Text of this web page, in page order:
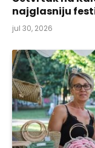
najglasniju
jul 30, 2026